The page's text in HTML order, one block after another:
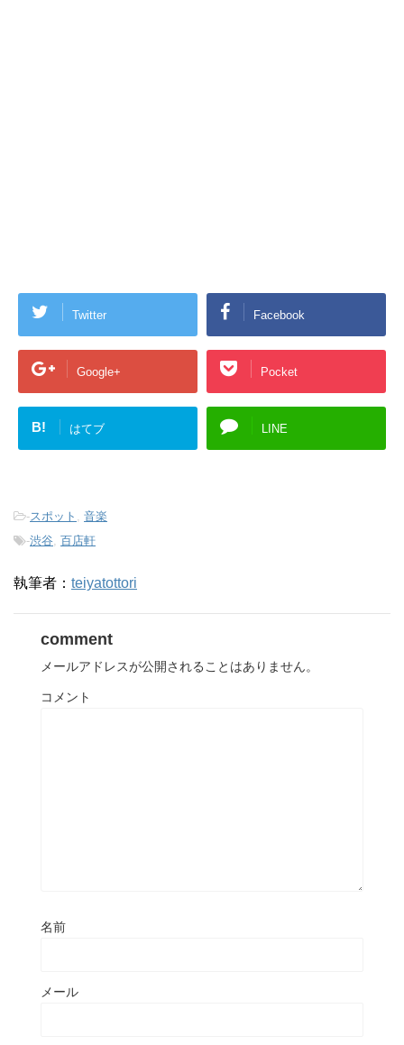
Twitter Facebook
Google+ Pocket
B! はてブ LINE
-スポット , 音楽
-渋谷, 百店軒
執筆者： teiyatottori
comment
メールアドレスが公開されることはありません。
コメント
名前
メール